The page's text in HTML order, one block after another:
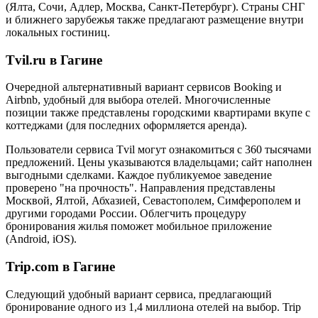
(Ялта, Сочи, Адлер, Москва, Санкт-Петербург). Страны СНГ
и ближнего зарубежья также предлагают размещение внутри
локальных гостиниц.
Tvil.ru в Гагине
Очередной альтернативный вариант сервисов Booking и
Airbnb, удобный для выбора отелей. Многочисленные
позиции также представлены городскими квартирами вкупе с
коттеджами (для последних оформляется аренда).
Пользователи сервиса Tvil могут ознакомиться с 360 тысячами
предложений. Цены указываются владельцами; сайт наполнен
выгодными сделками. Каждое публикуемое заведение
проверено "на прочность". Направления представлены
Москвой, Ялтой, Абхазией, Севастополем, Симферополем и
другими городами России. Облегчить процедуру
бронирования жилья поможет мобильное приложение
(Android, iOS).
Trip.com в Гагине
Следующий удобный вариант сервиса, предлагающий
бронирование одного из 1,4 миллиона отелей на выбор. Trip